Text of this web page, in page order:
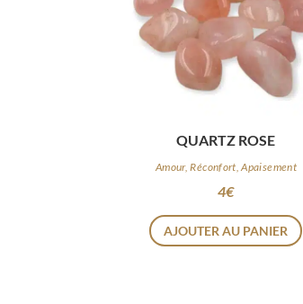
QUARTZ ROSE
Amour, Réconfort, Apaisement
4€
AJOUTER AU PANIER